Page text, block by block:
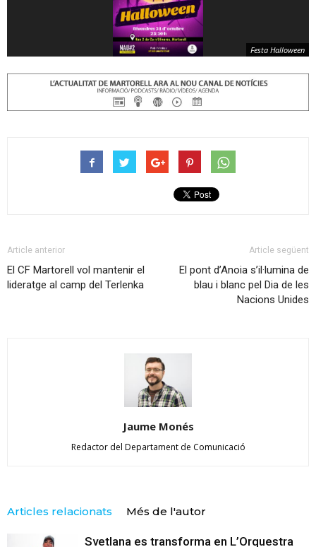
Festa Halloween
Article anterior
El CF Martorell vol mantenir el
lideratge al camp del Terlenka
Article següent
El pont d’Anoia s’il·lumina de
blau i blanc pel Dia de les
Nacions Unides
Jaume Monés
Redactor del Departament de Comunicació
Articles relacionats Més de l'autor
Svetlana es transforma en L’Orquestra